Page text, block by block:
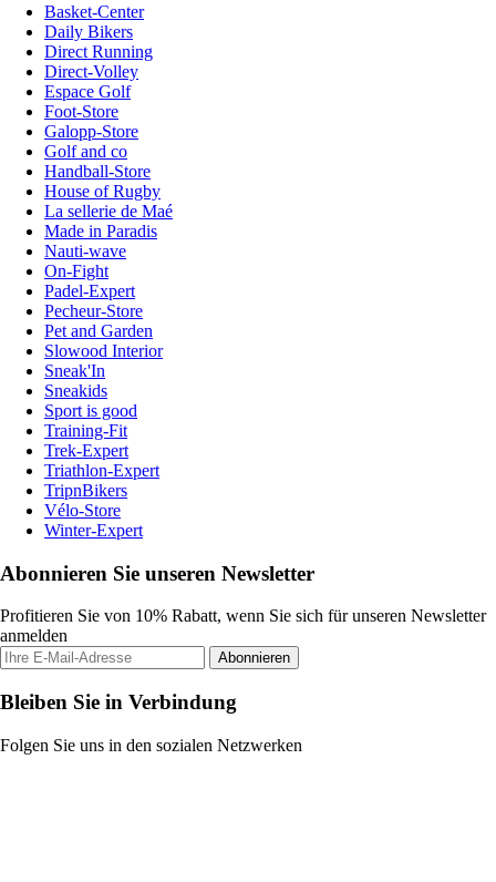
Basket-Center
Daily Bikers
Direct Running
Direct-Volley
Espace Golf
Foot-Store
Galopp-Store
Golf and co
Handball-Store
House of Rugby
La sellerie de Maé
Made in Paradis
Nauti-wave
On-Fight
Padel-Expert
Pecheur-Store
Pet and Garden
Slowood Interior
Sneak'In
Sneakids
Sport is good
Training-Fit
Trek-Expert
Triathlon-Expert
TripnBikers
Vélo-Store
Winter-Expert
Abonnieren Sie unseren Newsletter
Profitieren Sie von 10% Rabatt, wenn Sie sich für unseren Newsletter
anmelden
Abonnieren
Bleiben Sie in Verbindung
Folgen Sie uns in den sozialen Netzwerken